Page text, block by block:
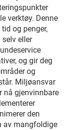
verktøy. Denne
og penger,
eller
og gir deg
og
Miljøansvar
nå gjenvinnbare
den
av mangfoldige